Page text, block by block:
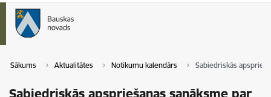
Sākums Aktualitātes Notikumu kalendārs Sabiedriskās
Sabiedriskās apspriešanas sanāksme par